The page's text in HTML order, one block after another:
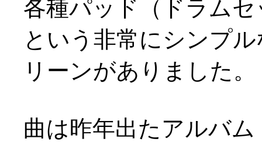
各種パッド（ドラム
という非常にシンプ
リーンがありました。
曲は昨年出たアルバ